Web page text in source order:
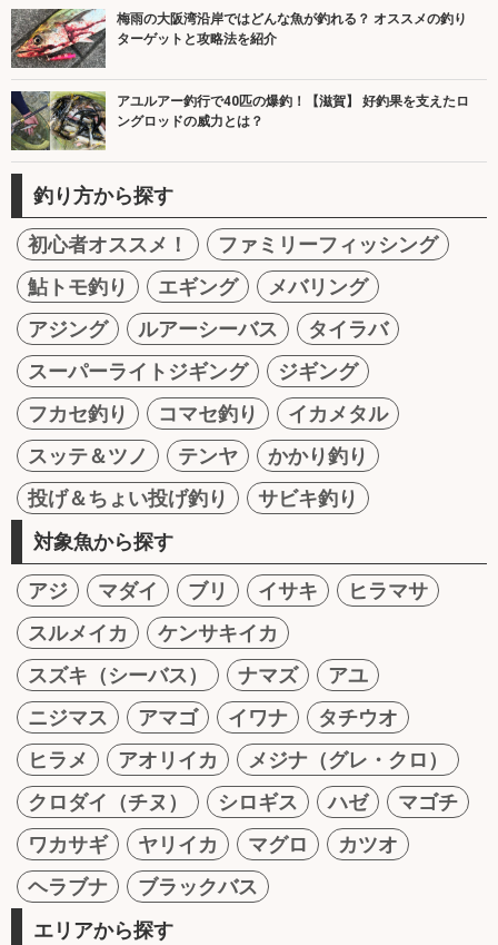
梅雨の大阪湾沿岸ではどんな魚が釣れる？ オススメの釣り
ターゲットと攻略法を紹介
アユルアー釣行で40匹の爆釣！【滋賀】 好釣果を支えたロ
ングロッドの威力とは？
釣り方から探す
初心者オススメ！
ファミリーフィッシング
鮎トモ釣り
エギング
メバリング
アジング
ルアーシーバス
タイラバ
スーパーライトジギング
ジギング
フカセ釣り
コマセ釣り
イカメタル
スッテ＆ツノ
テンヤ
かかり釣り
投げ＆ちょい投げ釣り
サビキ釣り
対象魚から探す
アジ マダイ ブリ イサキ
ヒラマサ
スルメイカ
ケンサキイカ
スズキ（シーバス）
ナマズ
アユ
ニジマス
アマゴ イワナ
タチウオ
ヒラメ
アオリイカ
メジナ（グレ・クロ）
クロダイ（チヌ）
シロギス ハゼ
マゴチ
ワカサギ
ヤリイカ マグロ
カツオ
ヘラブナ
ブラックバス
エリアから探す